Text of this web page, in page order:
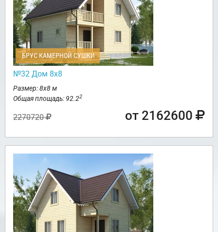
БРУС КАМЕРНОЙ СУШКИ
№32 Дом 8х8
Размер: 8х8 м
Общая площадь: 92.22
2270720 от 2162600